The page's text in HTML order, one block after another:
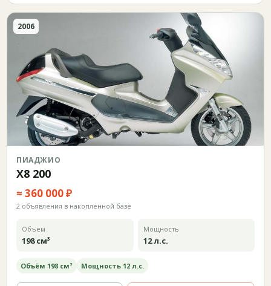
2006
ПИАДЖИО
X8 200
≈ 360 000 ₽
2 объявления в накопленной базе
Объём
198 см³
Мощность
12 л.с.
Объём 198 см³ Мощность 12 л.с.